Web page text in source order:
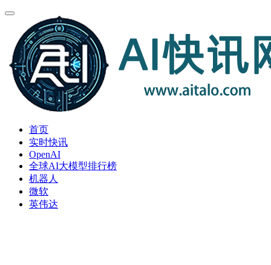
首页
实时快讯
OpenAI
全球AI大模型排行榜
机器人
微软
英伟达